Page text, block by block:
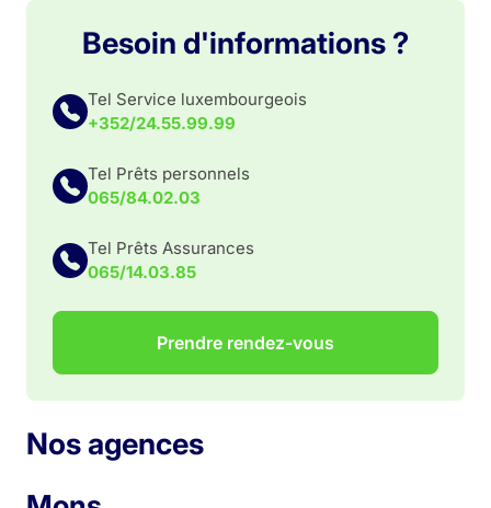
Besoin d'informations ?
Tel Service luxembourgeois
+352/24.55.99.99
Tel Prêts personnels
065/84.02.03
Tel Prêts Assurances
065/14.03.85
Prendre rendez-vous
Nos agences